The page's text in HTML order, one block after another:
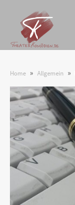
Home » Allgemein »